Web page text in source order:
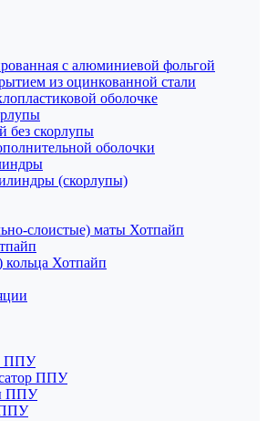
с алюминиевой фольгой
из оцинкованной стали
оболочке
без скорлупы
оболочки
(скорлупы)
слоистые) маты Хотпайп
Хотпайп
ППУ
ППУ
ППУ
ППУ